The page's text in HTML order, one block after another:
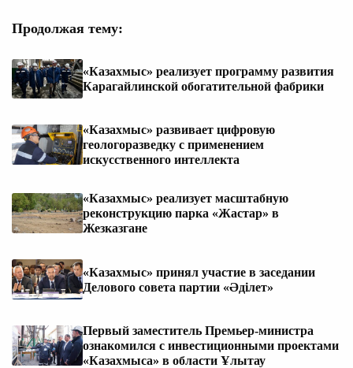
Продолжая тему:
«Казахмыс» реализует программу развития
Карагайлинской обогатительной фабрики
«Казахмыс» развивает цифровую
геологоразведку с применением
искусственного интеллекта
«Казахмыс» реализует масштабную
реконструкцию парка «Жастар» в
Жезказгане
«Казахмыс» принял участие в заседании
Делового совета партии «Әділет»
Первый заместитель Премьер-министра
ознакомился с инвестиционными проектами
«Казахмыса» в области Ұлытау